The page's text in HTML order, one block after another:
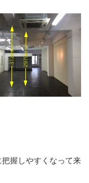
握しやすくなって来